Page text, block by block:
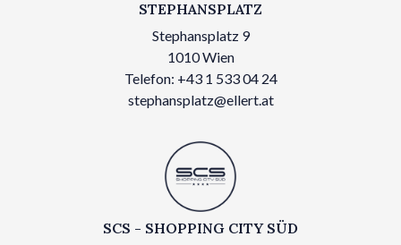
STEPHANSPLATZ
Stephansplatz 9
1010 Wien
Telefon: +43 1 533 04 24
stephansplatz@ellert.at
SCS - SHOPPING CITY SÜD